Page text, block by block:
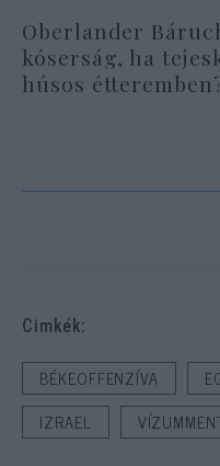
Oberlander
kóserság, ha
húsos
Cimkék:
BÉKEOFFENZÍVA
IZRAEL